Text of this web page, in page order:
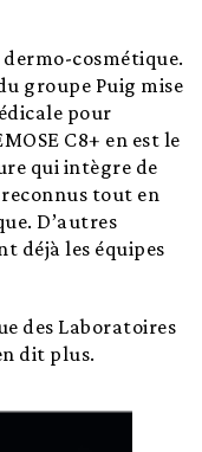
cosmétique.
groupe Puig mise
pour
C8+ en est le
qui intègre de
tout en
D’autres
déjà les équipes
des Laboratoires
dit plus.